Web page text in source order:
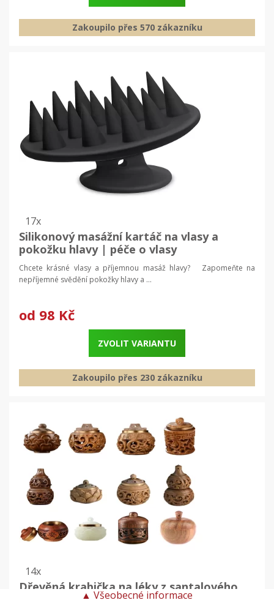
Zakoupilo přes 570 zákazníku
17x
Silikonový masážní kartáč na vlasy a
pokožku hlavy | péče o vlasy
Chcete krásné vlasy a příjemnou masáž hlavy? Zapomeňte na
nepříjemné svědění pokožky hlavy a ...
od 98 Kč
ZVOLIT VARIANTU
Zakoupilo přes 230 zákazníku
14x
Dřevěná krabička na léky z santalového
▲ Všeobecné informace